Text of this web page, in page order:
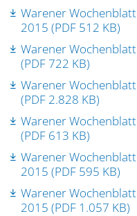
Warener
2015 (PDF 512 KB)
Warener
(PDF 722 KB)
Warener
(PDF 2.828 KB)
Warener
(PDF 613 KB)
Warener
2015 (PDF 595 KB)
Warener
2015 (PDF 1.057 KB)